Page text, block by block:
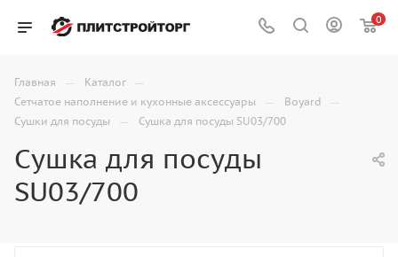
0
Главная — Каталог —
Сетчатое наполнение и кухонные аксессуары — Boyard —
Сушки для посуды — Сушка для посуды SU03/700
Сушка для посуды
SU03/700